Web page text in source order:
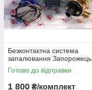
Безконтактна система
запалювання Запорожець
Готово до відправки
1 800 ₴/комплект